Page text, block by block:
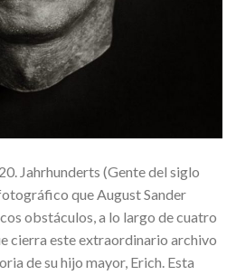
Jahrhunderts (Gente del siglo
que August Sander
obstáculos, a lo largo de cuatro
cierra este extraordinario archivo
de su hijo mayor, Erich. Esta